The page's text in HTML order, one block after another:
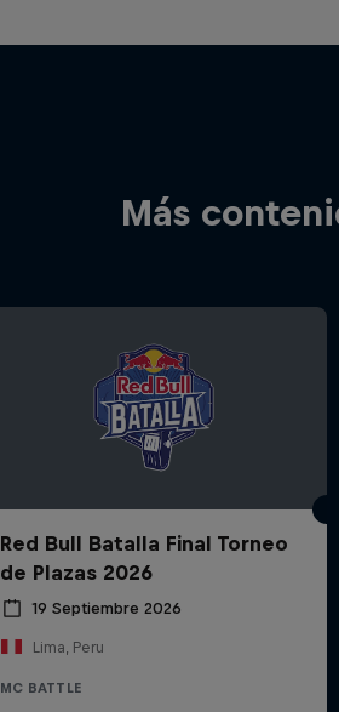
Más
Red Bull Batalla Final Torneo
de Plazas 2026
19 Septiembre 2026
Lima, Peru
MC BATTLE